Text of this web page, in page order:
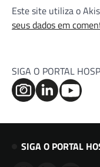
Este site utiliza o
seus dados em
SIGA O PORTAL
SIGA O PORTAL